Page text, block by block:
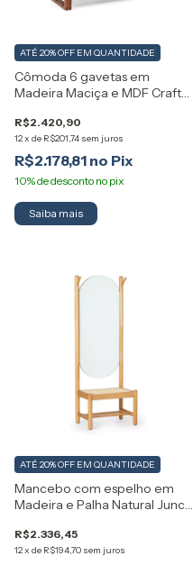
Cômoda 6 gavetas em
Madeira Maciça e MDF Craft
R$2.420,90
12x de R$201,74 sem juros
ATÉ 20% OFF EM QUANTIDADE
R$2.178,81
Saiba mais
Mancebo com espelho em
Madeira e Palha Natural Junco
R$2.336,45
12x de R$194,70 sem juros
ATÉ 20% OFF EM QUANTIDADE